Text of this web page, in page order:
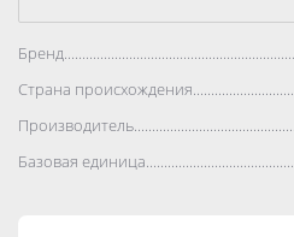
Страна
Базовая